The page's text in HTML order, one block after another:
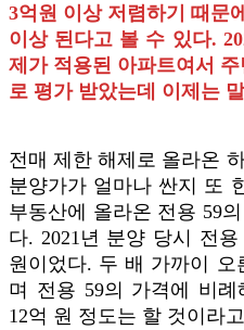
3억원 이상 저렴하기 때문
이상 된다고 볼 수 있다.
제가 적용된 아파트여서
로 평가 받았는데 이제는
전매 제한 해제로 올라온
분양가가 얼마나 싼지 또
부동산에 올라온 전용 59
다. 2021년 분양 당시 전
원이었다. 두 배 가까이 오
며 전용 59의 가격에 비
12억 원 정도는 할 것이라